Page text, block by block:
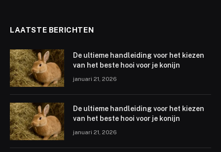
LAATSTE BERICHTEN
De ultieme handleiding voor het kiezen
van het beste hooi voor je konijn
januari 21, 2026
De ultieme handleiding voor het kiezen
van het beste hooi voor je konijn
januari 21, 2026